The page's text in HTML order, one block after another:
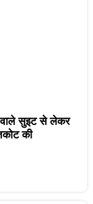
सुइट से लेकर
की